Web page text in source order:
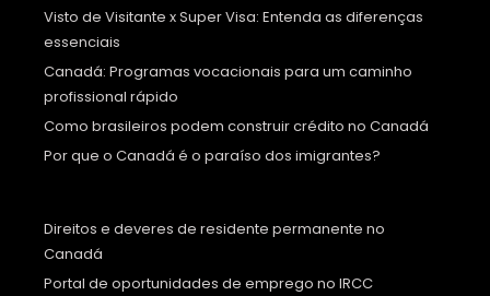
Visto de Visitante x Super Visa: Entenda as diferenças
essenciais
Canadá: Programas vocacionais para um caminho
profissional rápido
Como brasileiros podem construir crédito no Canadá
Por que o Canadá é o paraíso dos imigrantes?
Direitos e deveres de residente permanente no
Canadá
Portal de oportunidades de emprego no IRCC